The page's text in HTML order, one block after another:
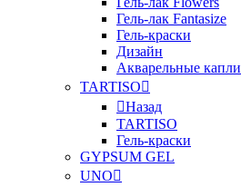
Гель-лак Fantasize
Гель-краски
Дизайн
Акварельные капли
TARTISO
Назад
TARTISO
Гель-краски
GYPSUM GEL
UNO